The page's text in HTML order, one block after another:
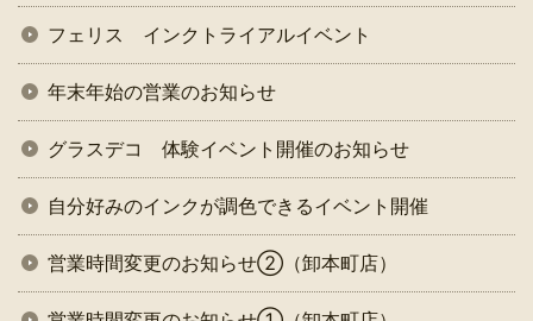
フェリス インクトライアルイベント
年末年始の営業のお知らせ
グラスデコ 体験イベント開催のお知らせ
自分好みのインクが調色できるイベント開催
営業時間変更のお知らせ②（卸本町店）